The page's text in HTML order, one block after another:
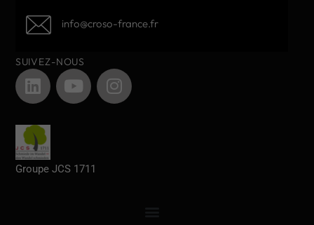
info@croso-france.fr
SUIVEZ-NOUS
Groupe JCS 1711